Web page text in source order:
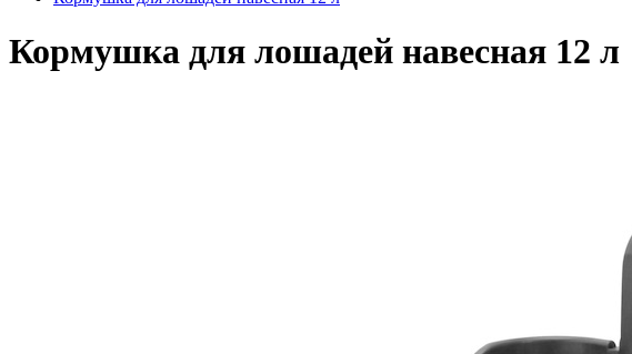
Кормушка для лошадей навесная 12 л